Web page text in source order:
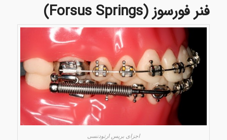
فنر فورسوز (Forsus Springs)
اجزای بریس‌ ارتودنسی